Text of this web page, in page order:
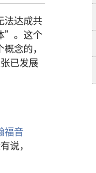
法达成共
”。这个
念的，
已发展
福音
说，